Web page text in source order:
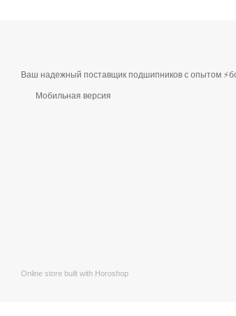
Ваш надежный поставщик подшипников с опытом
Мобильная версия
Online store built with Horoshop